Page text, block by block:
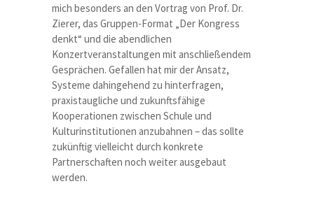
mich besonders an den Vortrag von Prof. Dr.
Zierer, das Gruppen-Format „Der Kongress
denkt“ und die abendlichen
Konzertveranstaltungen mit anschließendem
Gesprächen. Gefallen hat mir der Ansatz,
Systeme dahingehend zu hinterfragen,
praxistaugliche und zukunftsfähige
Kooperationen zwischen Schule und
Kulturinstitutionen anzubahnen – das sollte
zukünftig vielleicht durch konkrete
Partnerschaften noch weiter ausgebaut
werden.